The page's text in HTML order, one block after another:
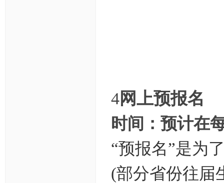
4网上预报名
时间：预计在
“预报名”是为
(部分省份往届